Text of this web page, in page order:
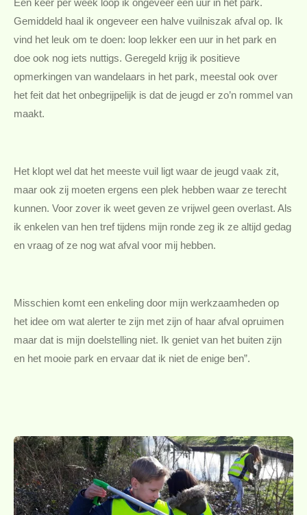
Eén keer per week loop ik ongeveer een uur in het park.
Gemiddeld haal ik ongeveer een halve vuilniszak afval op. Ik
vind het leuk om te doen: loop lekker een uur in het park en
doe ook nog iets nuttigs. Geregeld krijg ik positieve
opmerkingen van wandelaars in het park, meestal ook over
het feit dat het onbegrijpelijk is dat de jeugd er zo’n rommel van
maakt.
Het klopt wel dat het meeste vuil ligt waar de jeugd vaak zit,
maar ook zij moeten ergens een plek hebben waar ze terecht
kunnen. Voor zover ik weet geven ze vrijwel geen overlast. Als
ik enkelen van hen tref tijdens mijn ronde zeg ik ze altijd gedag
en vraag of ze nog wat afval voor mij hebben.
Misschien komt een enkeling door mijn werkzaamheden op
het idee om wat alerter te zijn met zijn of haar afval opruimen
maar dat is mijn doelstelling niet. Ik geniet van het buiten zijn
en het mooie park en ervaar dat ik niet de enige ben”.